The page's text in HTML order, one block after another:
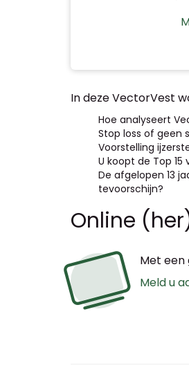
In deze VectorVest
Hoe analyseert
Stop loss of geen
Voorstelling
U koopt de Top
De afgelopen 13
tevoorschijn?
Online
Met een
Meld u